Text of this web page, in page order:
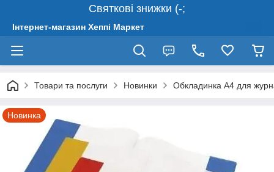
Святкові знижки (-;
Інтернет-магазин Хеппі Маркет
Товари та послуги Новинки Обкладинка А4 для
Новинка